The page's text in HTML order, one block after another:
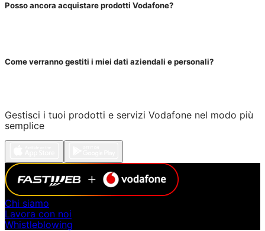
Posso ancora acquistare prodotti Vodafone?
Come verranno gestiti i miei dati aziendali e personali?
Gestisci i tuoi prodotti e servizi Vodafone nel modo più
semplice
Chi siamo
Lavora con noi
Whistleblowing